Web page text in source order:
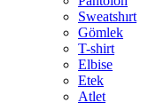
Sweatshırt
Gömlek
T-shirt
Elbise
Etek
Atlet